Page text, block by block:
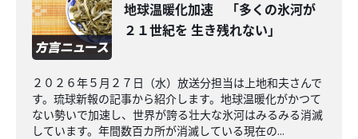
地球温暖化加速 「多くの氷河が
２１世紀を 生き残れない」
２０２６年５月２７日（水）放送分担当は上地和夫さんで
す。琉球新報の記事から紹介します。地球温暖化がかつて
ない勢いで加速し、世界が誇る壮大な氷河はみるみる消滅
しています。年間数百カ所が消滅している現在の...